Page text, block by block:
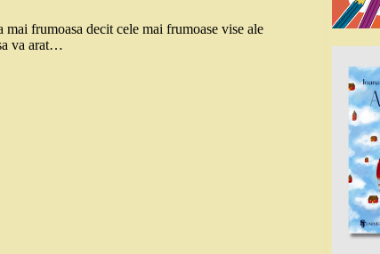
frumoasa decit cele mai frumoase vise ale
va arat…